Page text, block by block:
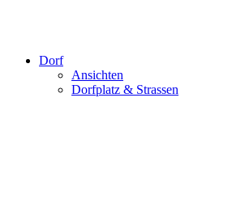
Dorf
Ansichten
Dorfplatz & Strassen